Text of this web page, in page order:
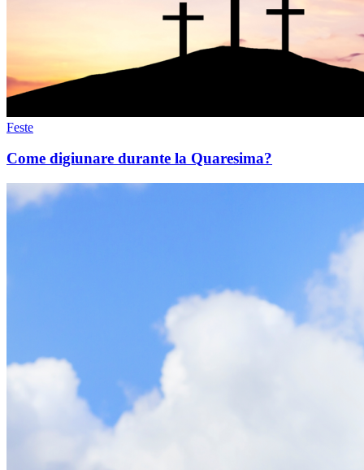
Feste
Come digiunare durante la Quaresima?